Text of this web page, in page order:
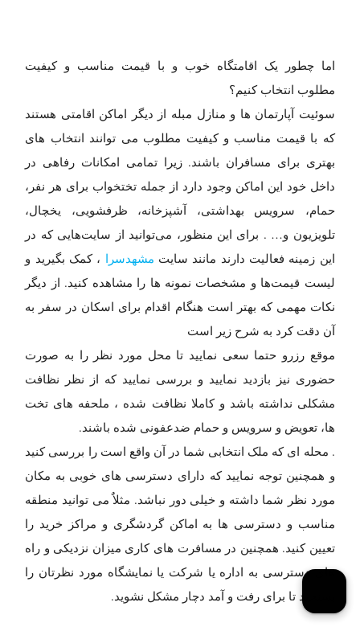
اما چطور یک اقامتگاه خوب و با قیمت مناسب و کیفیت
مطلوب انتخاب کنیم؟
سوئیت آپارتمان ها و منازل مبله از دیگر اماکن اقامتی هستند
که با قیمت مناسب و کیفیت مطلوب می توانند انتخاب های
بهتری برای مسافران باشند. زیرا تمامی امکانات رفاهی در
داخل خود این اماکن وجود دارد از جمله تختخواب برای هر نفر،
حمام، سرویس بهداشتی، آشپزخانه، ظرفشویی، یخچال،
تلویزیون و… . برای این منظور، می‌توانید از سایت‌هایی که در
این زمینه فعالیت دارند مانند سایت مشهدسرا ، کمک بگیرید و
لیست قیمت‌ها و مشخصات نمونه ها را مشاهده کنید. از دیگر
نکات مهمی که بهتر است هنگام اقدام برای اسکان در سفر به
آن دقت کرد به شرح زیر است
موقع رزرو حتما سعی نمایید تا محل مورد نظر را به صورت
حضوری نیز بازدید نمایید و بررسی نمایید که از نظر نظافت
مشکلی نداشته باشد و کاملا نظافت شده ، ملحفه های تخت
ها، تعویض و سرویس و حمام ضدعفونی شده باشند.
. محله ای که ملک انتخابی شما در آن واقع است را بررسی کنید
و همچنین توجه نمایید که دارای دسترسی های خوبی به مکان
مورد نظر شما داشته و خیلی دور نباشد. مثلاٌ می توانید منطقه
مناسب و دسترسی ها به اماکن گردشگری و مراکز خرید را
تعیین کنید. همچنین در مسافرت های کاری میزان نزدیکی و راه
های دسترسی به اداره یا شرکت یا نمایشگاه مورد نظرتان را
بسنجید تا برای رفت و آمد دچار مشکل نشوید.